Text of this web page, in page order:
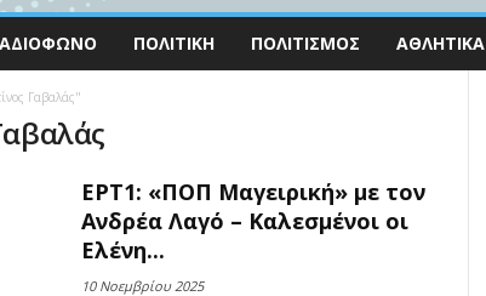
ΠΟΛΙΤΙΚΉ ΠΟΛΙΤΙΣΜΌΣ ΑΘΛΗΤΙΚΆ
Γαβαλάς"
ΕΡΤ1: «ΠΟΠ Μαγειρική» με τον
Ανδρέα Λαγό – Καλεσμένοι οι
Ελένη...
10 Νοεμβρίου 2025